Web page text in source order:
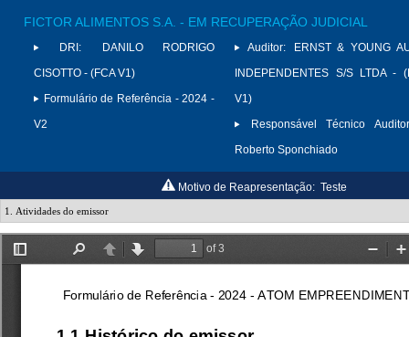
FICTOR ALIMENTOS S.A. - EM RECUPERAÇÃO JUDICIAL
DRI:
DANILO RODRIGO
CISOTTO - (FCA V1)
Formulário de Referência - 2024 -
V2
Auditor:
ERNST & YOUNG
INDEPENDENTES S/S LTDA -
V1)
Responsável Técnico
Roberto Sponchiado
Motivo de Reapresentação: Teste